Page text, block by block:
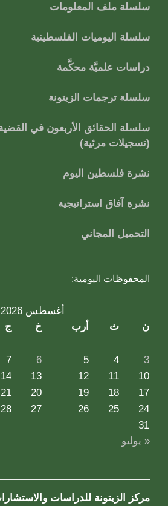
سلسلة ملف المعلومات
سلسلة اليوميات الفلسطينية
دراسات علميَّة محكَّمة
سلسلة ترجمات الزيتونة
سلسلة الحقائق الأربعون في
(تسجيلات مرئية)
نشرة فلسطين اليوم
نشرة آفاق استراتيجية
التحميل المجاني
المحفوظات اليومية:
أغسطس 2026
ن
ث أرب خ ج
3
4
5
6
7
10
11
12
13
14
17
18
19
20
21
24
25
26
27
28
31
« يوليو
مركز الزيتونة للدراسات